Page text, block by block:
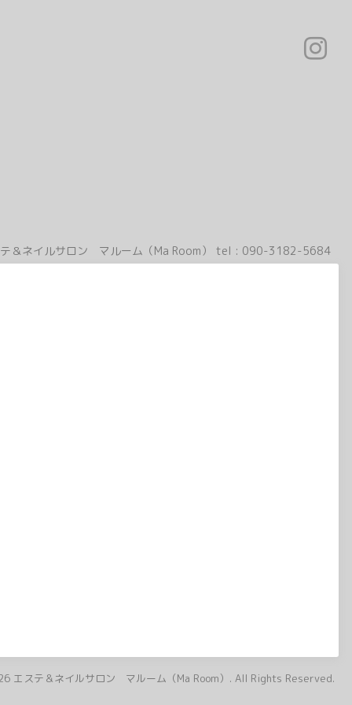
＆ネイルサロン マルーム（Ma Room） tel : 090-3182-5684
エステ＆ネイルサロン マルーム（Ma Room） . All Rights Reserved.